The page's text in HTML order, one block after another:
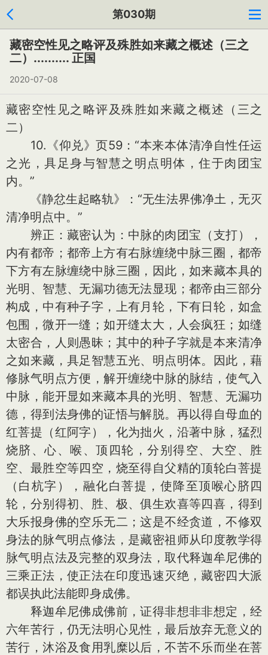
第030期
藏密空性见之略评及殊胜如来藏之概述（三之
二）.......... 正国
2020-07-08
藏密空性见之略评及殊胜如来藏之概述（三之
二）
10.《仰兑》页59：“本来本体清净自性任运
之光，具足身与智慧之明点明体，住于肉团宝
内。”
《静忿生起略轨》：“无生法界佛净土，无灭
清净明点中。”
辨正：藏密认为：中脉的肉团宝（支打），
内有都帝；都帝上方有右脉缠绕中脉三圈，都帝
下方有左脉缠绕中脉三圈，因此，如来藏本具的
光明、智慧、无漏功德无法显现；都帝由三部分
构成，中有种子字，上有月轮，下有日轮，如盒
包围，微开一缝；如开缝太大，人会疯狂；如缝
太密合，人则愚昧；其中的种子字就是本来清净
之如来藏，具足智慧五光、明点明体。因此，藉
修脉气明点方便，解开缠绕中脉的脉结，使气入
中脉，能开显如来藏本具的光明、智慧、无漏功
德，得到法身佛的证悟与解脱。再以得自母血的
红菩提（红阿字），化为拙火，沿著中脉，猛烈
烧脐、心、喉、顶四轮，分别得空、大空、胜
空、最胜空等四空，烧至得自父精的顶轮白菩提
（白杭字），融化白菩提，使降至顶喉心脐四
轮，分别得初、胜、极、俱生欢喜等四喜，得到
大乐报身佛的空乐无二；这是不经贪道，不修双
身法的脉气明点修法，是藏密祖师从印度教学得
脉气明点法及完整的双身法，取代释迦牟尼佛的
三乘正法，使正法在印度迅速灭绝，藏密四大派
都误执此法能即身成佛。
释迦牟尼佛成佛前，证得非想非非想定，经
六年苦行，仍无法明心见性，最后放弃无意义的
苦行，沐浴及食用乳糜以后，不苦不乐而坐在菩